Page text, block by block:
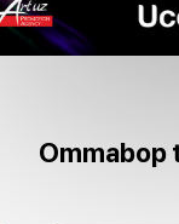
Ommabop